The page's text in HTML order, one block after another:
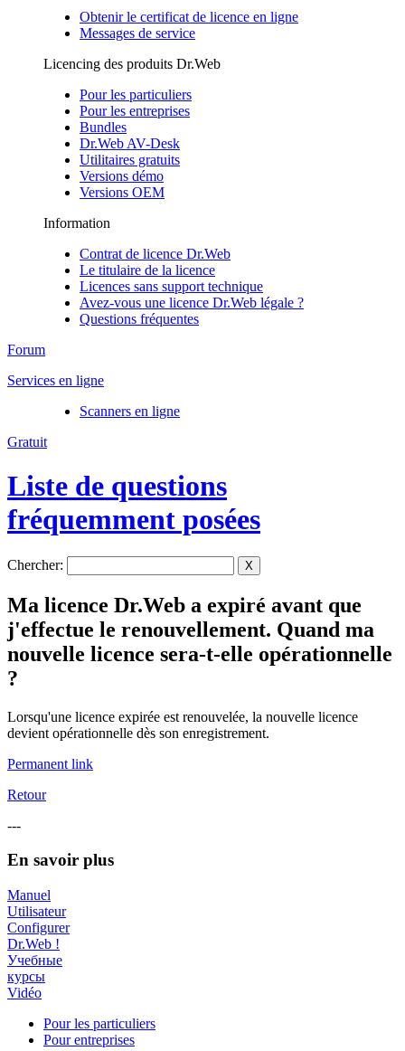
Obtenir le certificat de licence en ligne
Messages de service
Licencing des produits Dr.Web
Pour les particuliers
Pour les entreprises
Bundles
Dr.Web AV-Desk
Utilitaires gratuits
Versions démo
Versions OEM
Information
Contrat de licence Dr.Web
Le titulaire de la licence
Licences sans support technique
Avez-vous une licence Dr.Web légale ?
Questions fréquentes
Forum
Services en ligne
Scanners en ligne
Gratuit
Liste de questions
fréquemment posées
Chercher: X
Ma licence Dr.Web a expiré avant que
j'effectue le renouvellement. Quand ma
nouvelle licence sera-t-elle opérationnelle
?
Lorsqu'une licence expirée est renouvelée, la nouvelle licence
devient opérationnelle dès son enregistrement.
Permanent link
Retour
---
En savoir plus
Manuel
Utilisateur
Configurer
Dr.Web !
Учебные
курсы
Vidéo
Pour les particuliers
Pour entreprises